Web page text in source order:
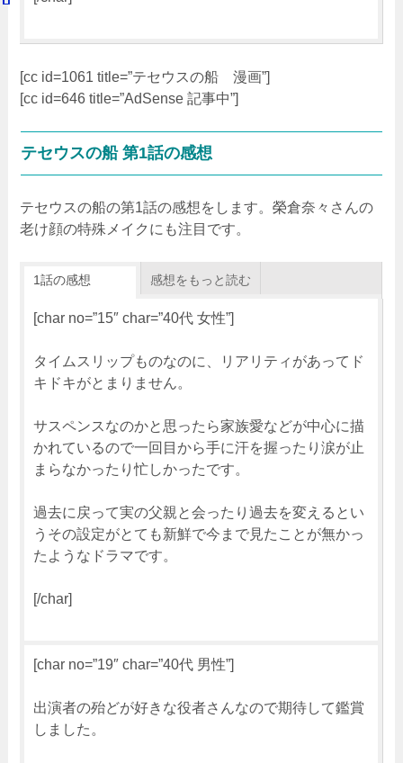
[cc id=1061 title=”テセウスの船 漫画”]
[cc id=646 title=”AdSense 記事中”]
テセウスの船 第1話の感想
テセウスの船の第1話の感想をします。榮倉奈々さんの
老け顔の特殊メイクにも注目です。
1話の感想 感想をもっと読む
[char no=”15″ char=”40代 女性”]
タイムスリップものなのに、リアリティがあってド
キドキがとまりません。
サスペンスなのかと思ったら家族愛などが中心に描
かれているので一回目から手に汗を握ったり涙が止
まらなかったり忙しかったです。
過去に戻って実の父親と会ったり過去を変えるとい
うその設定がとても新鮮で今まで見たことが無かっ
たようなドラマです。
[/char]
[char no=”19″ char=”40代 男性”]
出演者の殆どが好きな役者さんなので期待して鑑賞
しました。